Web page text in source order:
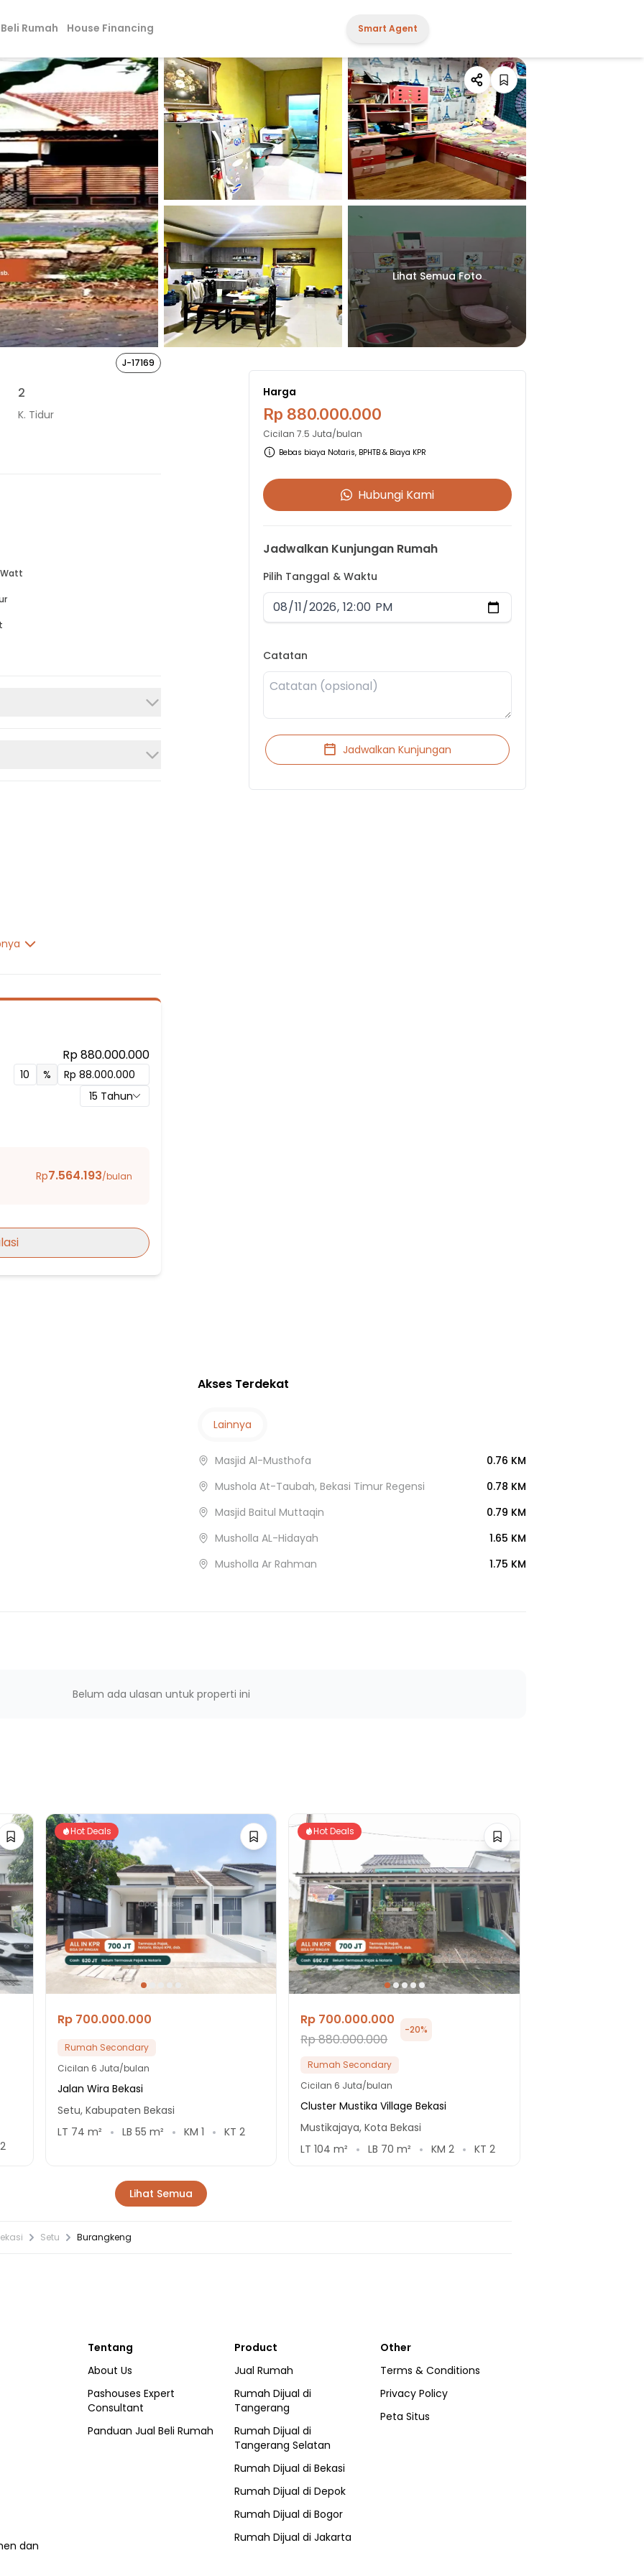
Beli Rumah House Financing Smart Agent
Lihat Semua Foto
J-17169
2
K. Tidur
Watt
Bekasi
- Setu
Rp 880.000.000
%
15 Tahun
Rp7.564.193/bulan
Harga
Rp 880.000.000
Cicilan7.5 Juta/bulan
Bebas biaya Notaris, BPHTB & Biaya KPR
Hubungi Kami
Jadwalkan Kunjungan Rumah
Pilih Tanggal & Waktu
Catatan
Jadwalkan Kunjungan
Akses Terdekat
Lainnya
Masjid Al-Musthofa
0.76 KM
Mushola At-Taubah, Bekasi Timur Regensi
0.78 KM
Masjid Baitul Muttaqin
0.79 KM
Musholla AL-Hidayah
1.65 KM
Musholla Ar Rahman
1.75 KM
Belum ada ulasan untuk properti ini
2
Hot Deals
Rp 700.000.000
Rumah Secondary
Cicilan 6 Juta/bulan
Jalan Wira Bekasi
Setu, Kabupaten Bekasi
LT 74 m² LB 55 m² KM 1 KT 2
Hot Deals
Rp 700.000.000
Rp 880.000.000
-20%
Rumah Secondary
Cicilan 6 Juta/bulan
Cluster Mustika Village Bekasi
Mustikajaya, Kota Bekasi
LT104 m² LB 70 m² KM2 KT2
Lihat Semua
Setu Burangkeng
dan
Tentang
About Us
Pashouses Expert
Consultant
Panduan Jual Beli Rumah
Product
Jual Rumah
Rumah Dijual di
Tangerang
Rumah Dijual di
Tangerang Selatan
Rumah Dijual di Bekasi
Rumah Dijual di Depok
Rumah Dijual di Bogor
Rumah Dijual di Jakarta
Other
Terms & Conditions
Privacy Policy
Peta Situs